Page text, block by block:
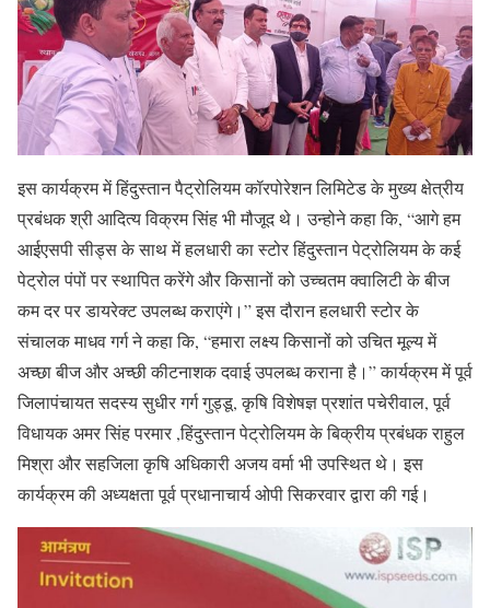
इस कार्यक्रम में हिंदुस्तान पैट्रोलियम कॉरपोरेशन लिमिटेड के मुख्य क्षेत्रीय
प्रबंधक श्री आदित्य विक्रम सिंह भी मौजूद थे। उन्होने कहा कि, “आगे हम
आईएसपी सीड्स के साथ में हलधारी का स्टोर हिंदुस्तान पेट्रोलियम के कई
पेट्रोल पंपों पर स्थापित करेंगे और किसानों को उच्चतम क्वालिटी के बीज
कम दर पर डायरेक्ट उपलब्ध कराएंगे।” इस दौरान हलधारी स्टोर के
संचालक माधव गर्ग ने कहा कि, “हमारा लक्ष्य किसानों को उचित मूल्य में
अच्छा बीज और अच्छी कीटनाशक दवाई उपलब्ध कराना है।” कार्यक्रम में पूर्व
जिलापंचायत सदस्य सुधीर गर्ग गुड्डू, कृषि विशेषज्ञ प्रशांत पचेरीवाल, पूर्व
विधायक अमर सिंह परमार ,हिंदुस्तान पेट्रोलियम के बिक्रीय प्रबंधक राहुल
मिश्रा और सहजिला कृषि अधिकारी अजय वर्मा भी उपस्थित थे। इस
कार्यक्रम की अध्यक्षता पूर्व प्रधानाचार्य ओपी सिकरवार द्वारा की गई।